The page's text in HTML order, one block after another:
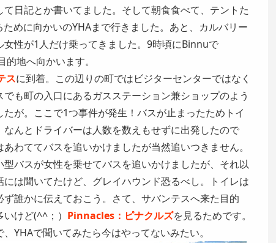
日記とか書いてました。そして朝食食べて、テントた
めに向かいのYHAまで行きました。あと、カルバリー
性が1人だけ乗ってきました。9時頃にBinnuで
地へ向かいます。
スに到着。この辺りの町ではビジターセンターではなく
も町の入口にあるガスステーション兼ショップのよう
が。ここで1つ事件が発生！バスが止まったためトイ
んとドライバーは人数を数えもせずに出発したので
わててバスを追いかけましたが当然追いつきません。
バスが女性を乗せてバスを追いかけましたが、それ以
は聞いてたけど、グレイハウンド恐るべし。トイレは
誰かに伝えておこう。さて、サバンテスへ来た目的
けど(^^；） Pinnacles：ピナクルズを見るためです。
YHAで聞いてみたら今はやってないみたい。